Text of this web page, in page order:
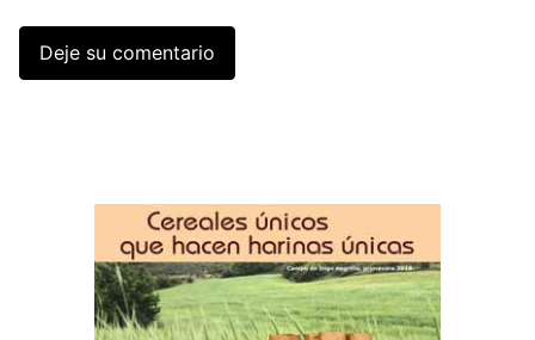
Deje su comentario